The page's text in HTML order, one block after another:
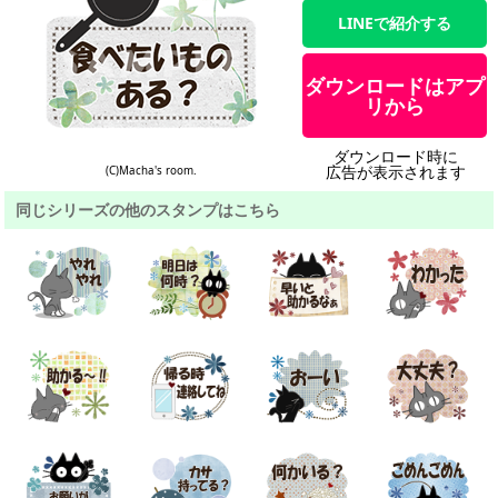
(C)Macha's room.
LINEで紹介する
ダウンロードはアプ
リから
ダウンロード時に
広告が表示されます
同じシリーズの他のスタンプはこちら